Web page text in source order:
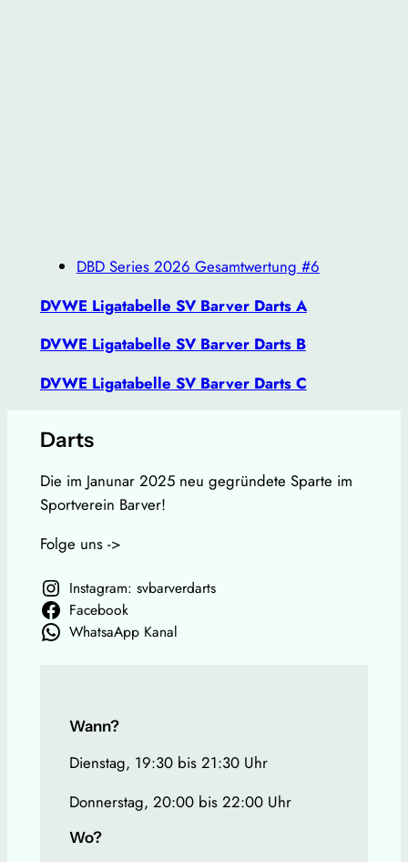
DBD Series 2026 Gesamtwertung #6
DVWE Ligatabelle SV Barver Darts A
DVWE Ligatabelle SV Barver Darts B
DVWE Ligatabelle SV Barver Darts C
Darts
Die im Janunar 2025 neu gegründete Sparte im
Sportverein Barver!
Folge uns ->
Instagram: svbarverdarts
Facebook
WhatsaApp Kanal
Wann?
Dienstag, 19:30 bis 21:30 Uhr
Donnerstag, 20:00 bis 22:00 Uhr
Wo?